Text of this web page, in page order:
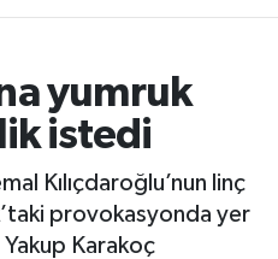
yumruk
istedi
Kılıçdaroğlu’nun linç
provokasyonda yer
Yakup Karakoç
ve Fikstür